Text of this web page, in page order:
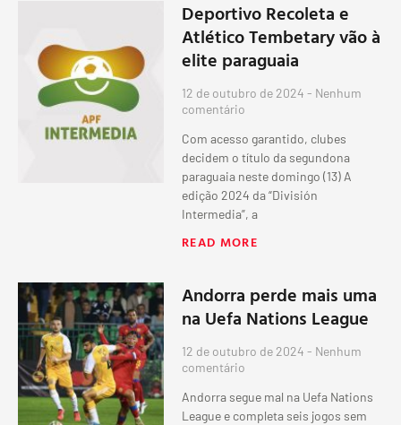
Deportivo Recoleta e
Atlético Tembetary vão à
elite paraguaia
12 de outubro de 2024 Nenhum
comentário
Com acesso garantido, clubes
decidem o título da segundona
paraguaia neste domingo (13) A
edição 2024 da “División
Intermedia”, a
READ MORE
Andorra perde mais uma
na Uefa Nations League
12 de outubro de 2024 Nenhum
comentário
Andorra segue mal na Uefa Nations
League e completa seis jogos sem